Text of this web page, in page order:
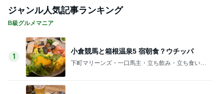
ジャンル人気記事ランキング
B級グルメマニア
1
小倉競馬と箱根温泉5 宿朝食？ウチッパ
下町マリーンズ・一口馬主・立ち飲み・立ち食いそ